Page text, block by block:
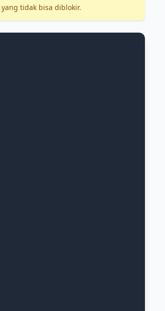
tidak bisa diblokir.